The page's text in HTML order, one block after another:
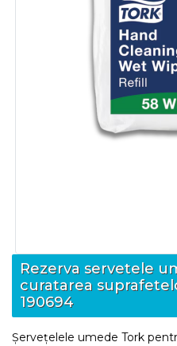
Rezerva servetele
curatarea
190694
Șervețelele umede Tork